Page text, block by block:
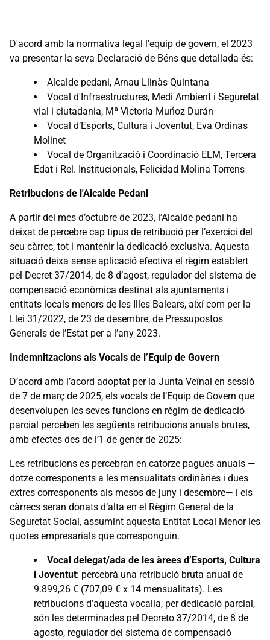
D'acord amb la normativa legal l'equip de govern, el 2023
va presentar la seva Declaració de Béns que detallada és:
Alcalde pedani, Arnau Llinàs Quintana
Vocal d'Infraestructures, Medi Ambient i Seguretat
vial i ciutadania, Mª Victoria Muñoz Durán
Vocal d’Esports, Cultura i Joventut, Eva Ordinas
Molinet
Vocal de Organització i Coordinació ELM, Tercera
Edat i Rel. Institucionals, Felicidad Molina Torrens
Retribucions de l'Alcalde Pedani
A partir del mes d’octubre de 2023, l’Alcalde pedani ha
deixat de percebre cap tipus de retribució per l’exercici del
seu càrrec, tot i mantenir la dedicació exclusiva. Aquesta
situació deixa sense aplicació efectiva el règim establert
pel Decret 37/2014, de 8 d’agost, regulador del sistema de
compensació econòmica destinat als ajuntaments i
entitats locals menors de les Illes Balears, així com per la
Llei 31/2022, de 23 de desembre, de Pressupostos
Generals de l’Estat per a l’any 2023.
Indemnitzacions als Vocals de l’Equip de Govern
D’acord amb l’acord adoptat per la Junta Veïnal en sessió
de 7 de març de 2025, els vocals de l’Equip de Govern que
desenvolupen les seves funcions en règim de dedicació
parcial perceben les següents retribucions anuals brutes,
amb efectes des de l’1 de gener de 2025:
Les retribucions es percebran en catorze pagues anuals —
dotze corresponents a les mensualitats ordinàries i dues
extres corresponents als mesos de juny i desembre— i els
càrrecs seran donats d’alta en el Règim General de la
Seguretat Social, assumint aquesta Entitat Local Menor les
quotes empresarials que corresponguin.
Vocal delegat/ada de les àrees d’Esports, Cultura
i Joventut: percebrà una retribució bruta anual de
9.899,26 € (707,09 € x 14 mensualitats). Les
retribucions d’aquesta vocalia, per dedicació parcial,
són les determinades pel Decreto 37/2014, de 8 de
agosto, regulador del sistema de compensació